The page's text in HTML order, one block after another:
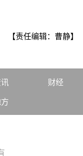
【责任编辑：曹静】
财经